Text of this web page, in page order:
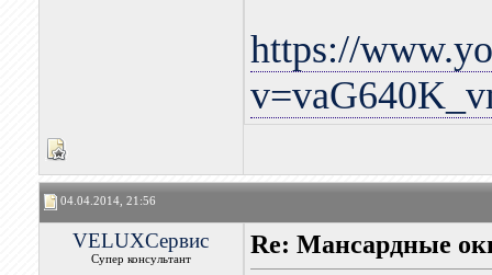
https://
04.04.2014, 21:56
VELUXСервис
Супер консультант
Re: Мансардные